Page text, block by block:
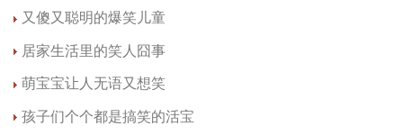
又傻又聪明的爆笑儿童
居家生活里的笑人囧事
萌宝宝让人无语又想笑
孩子们个个都是搞笑的活宝